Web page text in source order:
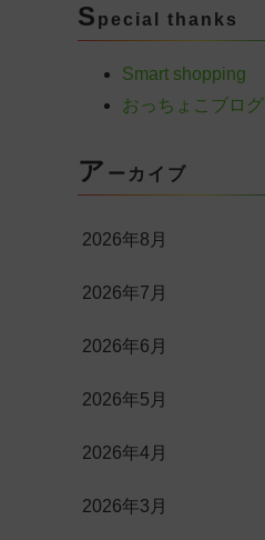
S pecial thanks
Smart shopping
おっちょこブログ
ア ーカイブ
2026年8月
2026年7月
2026年6月
2026年5月
2026年4月
2026年3月